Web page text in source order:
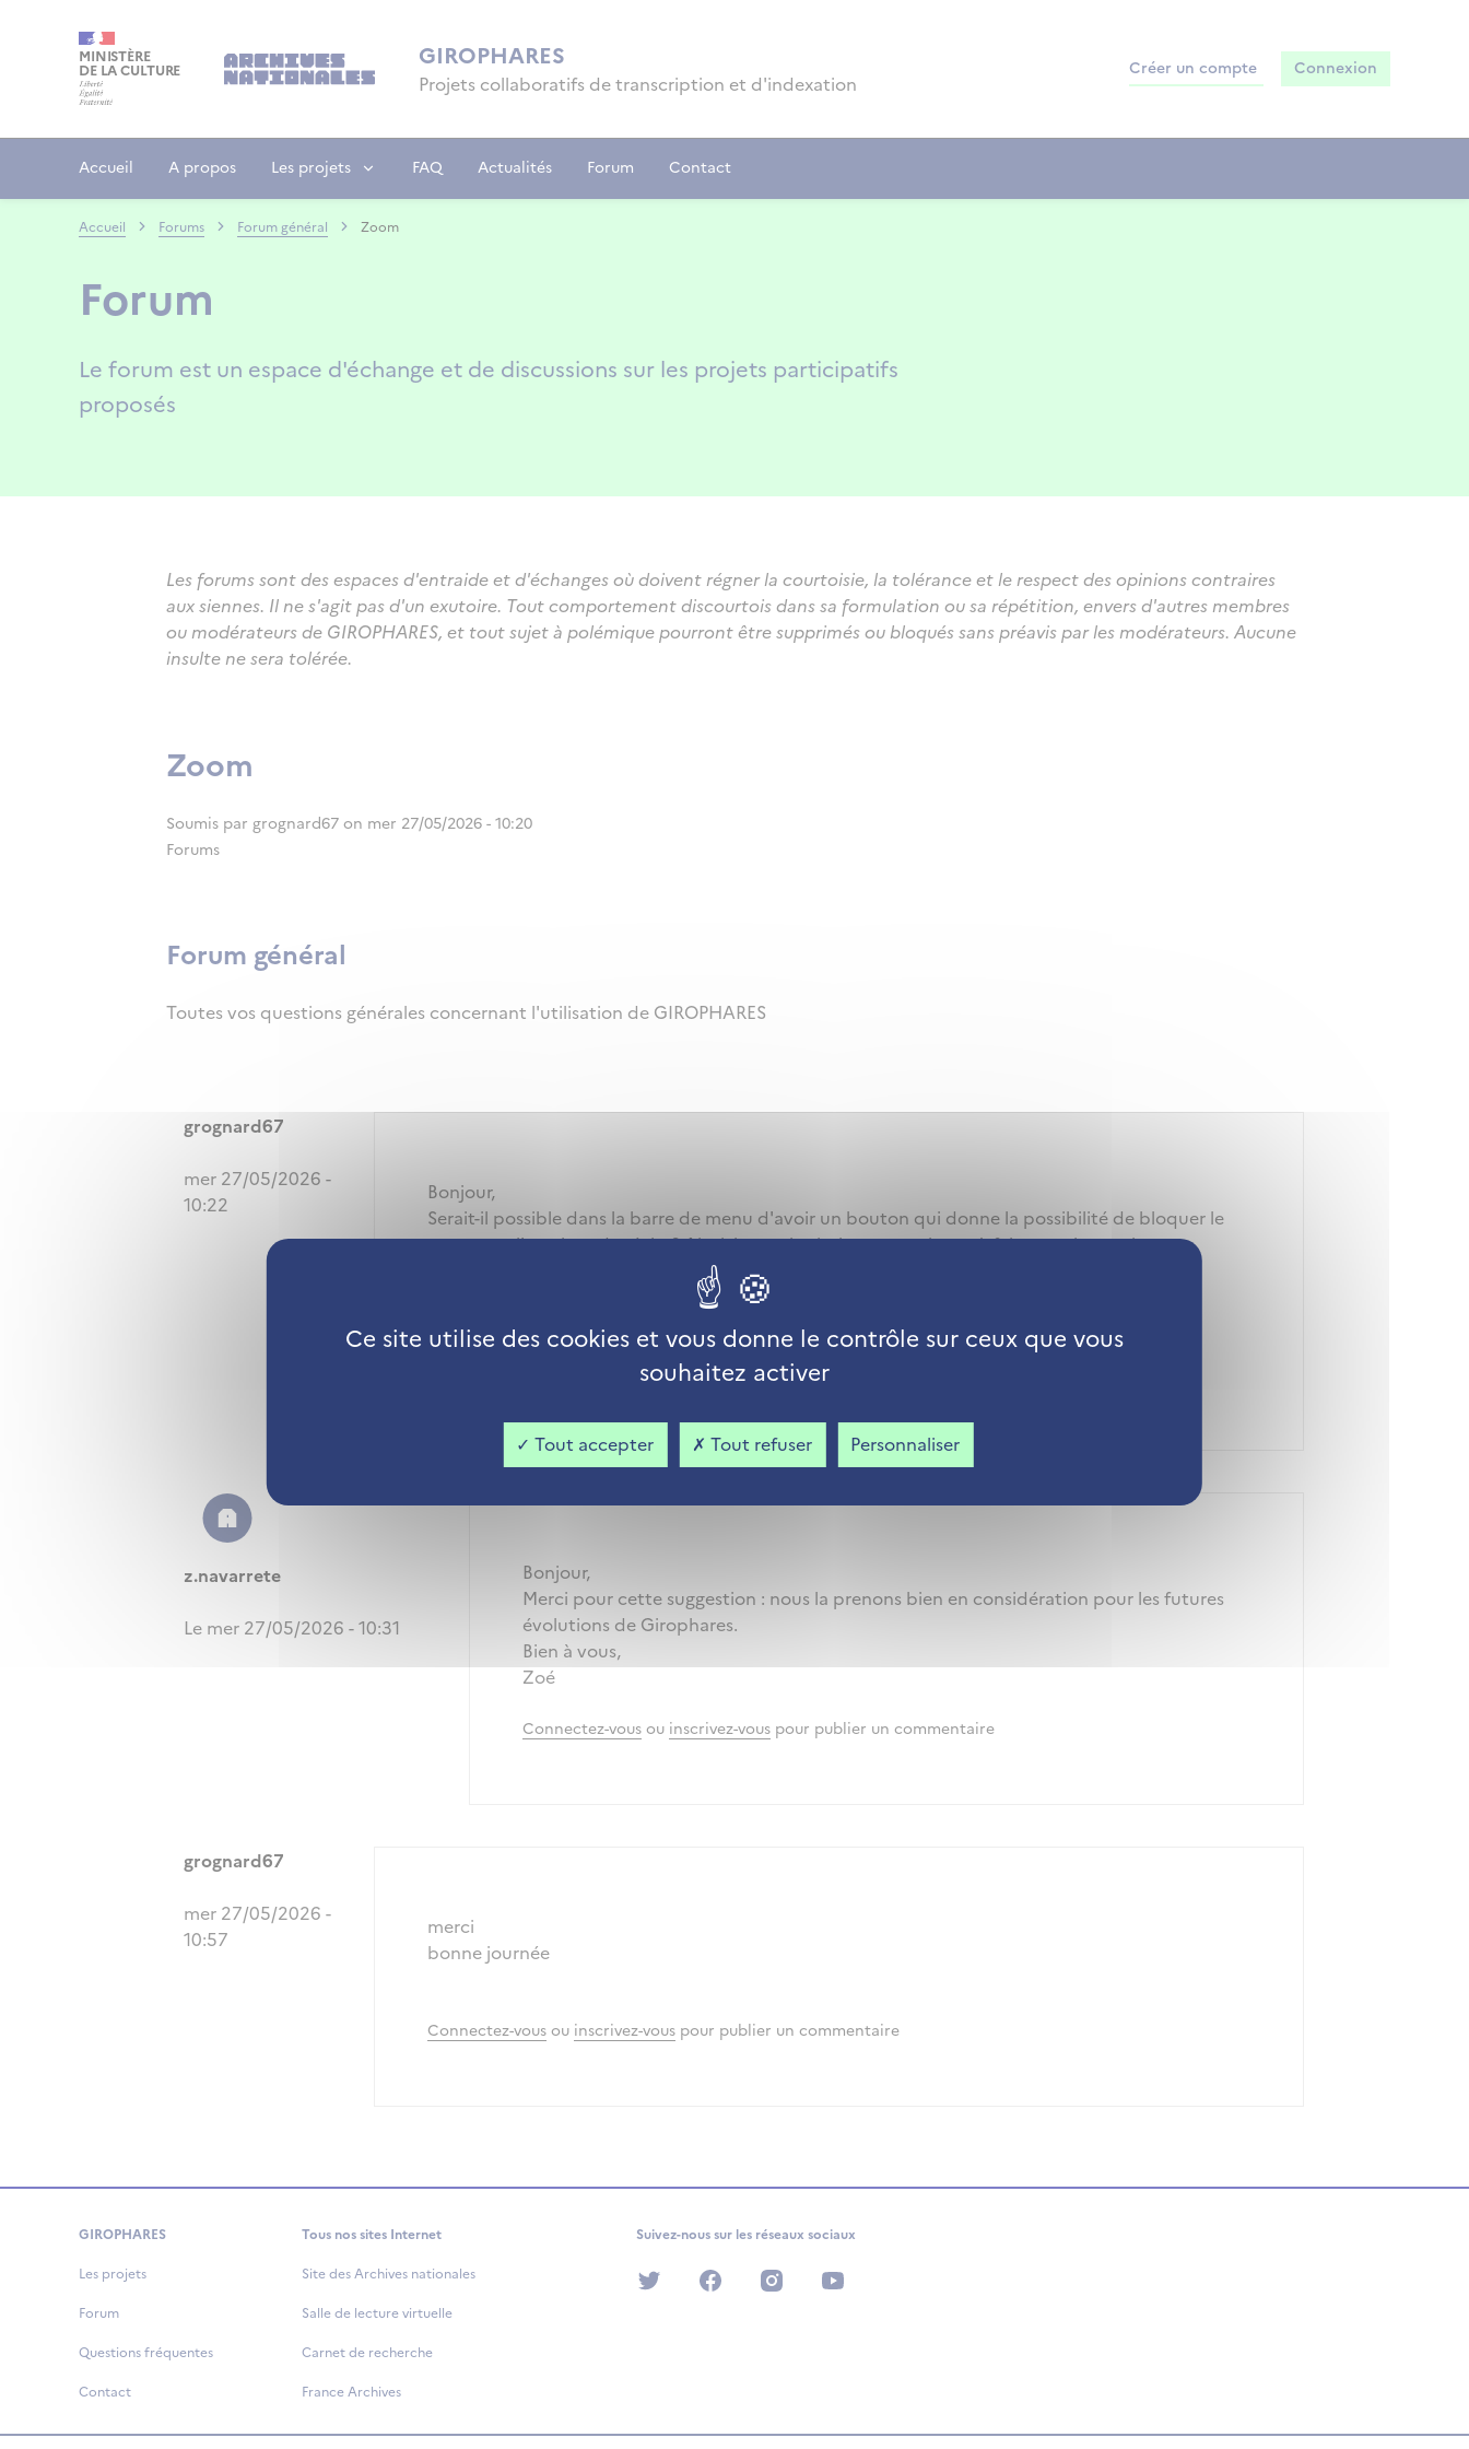
MINISTÈRE
DE LA CULTURE GIROPHARES
Projets collaboratifs de transcription et d'indexation
Créer un compte Connexion
Accueil A propos Les projets FAQ Actualités Forum Contact
Accueil Forums Forum général Zoom
Forum
Le forum est un espace d'échange et de discussions sur les projets participatifs
proposés
Les forums sont des espaces d'entraide et d'échanges où doivent régner la courtoisie, la tolérance et le respect des opinions contraires
aux siennes. Il ne s'agit pas d'un exutoire. Tout comportement discourtois dans sa formulation ou sa répétition, envers d'autres membres
ou modérateurs de GIROPHARES, et tout sujet à polémique pourront être supprimés ou bloqués sans préavis par les modérateurs. Aucune
insulte ne sera tolérée.
Zoom
Soumis par grognard67on mer 27/05/2026 - 10:20
Forums
Forum général
Toutes vos questions générales concernant l'utilisation de GIROPHARES
grognard67
mer 27/05/2026 -
10:22
Bonjour,
Serait-il possible dans la barre de menu d'avoir un bouton qui donne la possibilité de bloquer le
zoom que l'on vient de régler? Ainsi, la manipulation ne serait pas à faire sur chaque image
inscrivez-vouspour publier un commentaire
z.navarrete
Le mer 27/05/2026 - 10:31
Bonjour,
Merci pour cette suggestion : nous la prenons bien en considération pour les futures
évolutions de Girophares.
Bien à vous,
Zoé
Connectez-vousou inscrivez-vous pour publier un commentaire
grognard67
mer 27/05/2026 -
10:57
merci
bonne journée
Connectez-vousou inscrivez-vouspour publier un commentaire
GIROPHARES
Les projets
Forum
Questions fréquentes
Contact
Tous nos sites Internet
Site des Archives nationales
Salle de lecture virtuelle
Carnet de recherche
France Archives
Suivez-nous sur les réseaux sociaux
twitter facebook instagram
Ce site utilise des cookies et vous donne le contrôle sur ceux que vous
souhaitez activer
Tout accepter Tout refuser Personnaliser